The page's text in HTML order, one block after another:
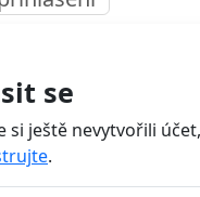
se
si ještě nevytvořili
.